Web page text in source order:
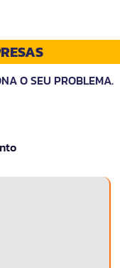
O SEU PROBLEMA.